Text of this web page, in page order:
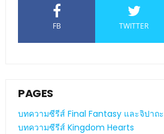
FB TWITTER
PAGES
บทความซีรีส์ Final Fantasy และจิปาถะ
บทความซีรีส์ Kingdom Hearts